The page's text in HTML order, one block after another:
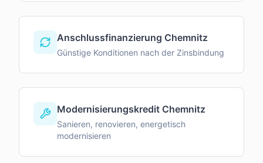
Anschlussfinanzierung Chemnitz
Günstige Konditionen nach der Zinsbindung
Modernisierungskredit Chemnitz
Sanieren, renovieren, energetisch
modernisieren